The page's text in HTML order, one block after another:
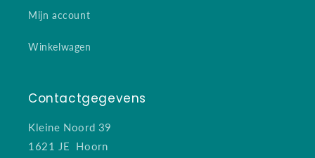
Mijn account
Winkelwagen
Contactgegevens
Kleine Noord 39
1621 JE Hoorn